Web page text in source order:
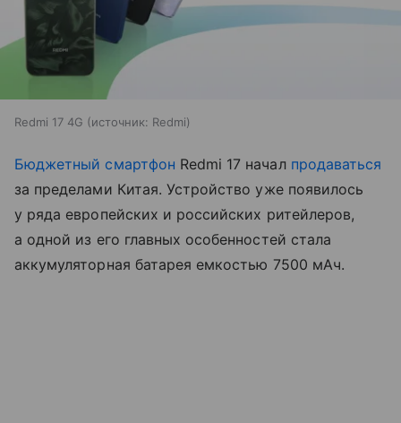
Redmi 17 4G источник: Redmi
Бюджетный смартфон Redmi 17 начал продаваться
за пределами Китая. Устройство уже появилось
у ряда европейских и российских ритейлеров,
а одной из его главных особенностей стала
аккумуляторная батарея емкостью 7500 мАч.